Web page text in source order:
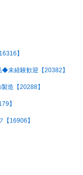
】
未経験歓迎【20382】
造【20288】
】
16906】